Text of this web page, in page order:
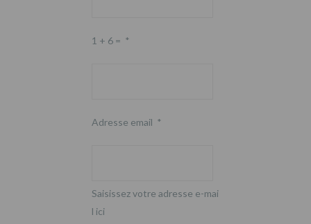
1 + 6 = *
Adresse email *
Saisissez votre adresse e-mai
l ici